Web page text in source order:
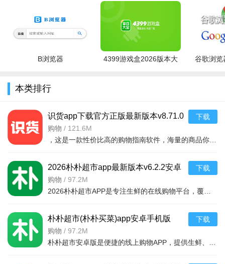
海信信鸿X官方下载2024最新版优势
B浏览器
4399游戏盒2026版本大
谷歌浏览
本类排行
识货app下载官方正版最新版本v8.71.0
安卓版
购物 / 121.6M
下载
2026朴朴超市app最新版本v6.2.2安卓
最新版
购物 / 97.2M
下载
朴朴超市(朴朴买菜)app安卓手机版
v6.2.2安卓版
购物 / 97.2M
下载